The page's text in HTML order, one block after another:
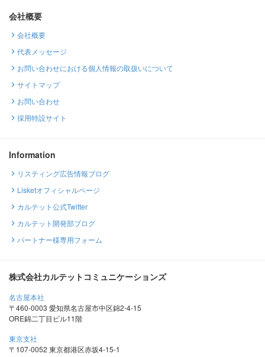
会社概要
会社概要
代表メッセージ
お問い合わせにおける個人情報の取扱いについて
サイトマップ
お問い合わせ
採用特設サイト
Information
リスティング広告情報ブログ
Lisketオフィシャルページ
カルテット公式Twitter
カルテット開発部ブログ
パートナー様専用フォーム
株式会社カルテットコミュニケーションズ
名古屋本社
〒460-0003 愛知県名古屋市中区錦2-4-15
ORE錦二丁目ビル11階
東京支社
〒107-0052 東京都港区赤坂4-15-1